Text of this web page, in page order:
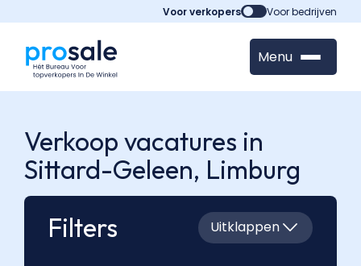
Voor verkopers Voor bedrijven
Menu
Verkoop vacatures in
Sittard-Geleen, Limburg
Filters
Uitklappen